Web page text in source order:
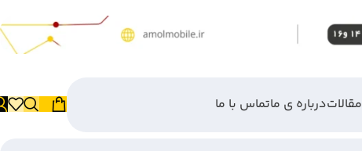
مقالاتدرباره ی ماتماس با ما